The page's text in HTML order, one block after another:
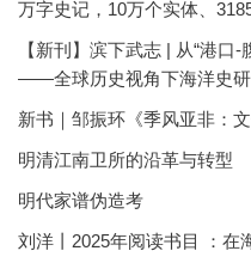
万字史记，10万个实体、
【新刊】滨下武志 | 从“港口
——全球历史视角下海洋史研
新书｜邹振环《季风亚非：
明清江南卫所的沿革与转型
明代家谱伪造考
刘洋丨2025年阅读书目 ：